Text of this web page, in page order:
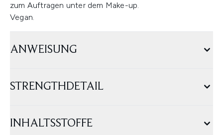
zum Auftragen unter dem Make-up.
Vegan.
ANWEISUNG
STRENGTHDETAIL
INHALTSSTOFFE